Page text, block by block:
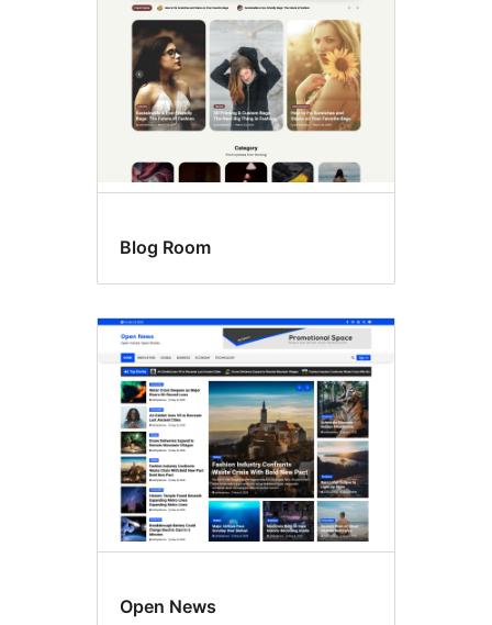
Blog Room
Open News